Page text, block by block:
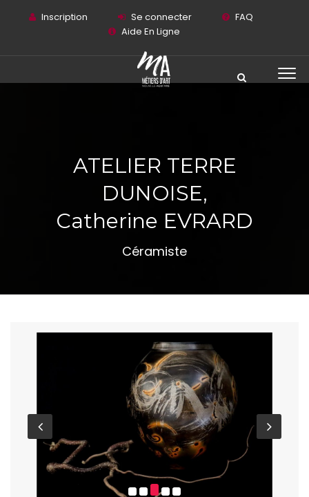
Inscription Se connecter
FAQ
Aide En Ligne
ATELIER TERRE
DUNOISE,
Catherine EVRARD
Céramiste